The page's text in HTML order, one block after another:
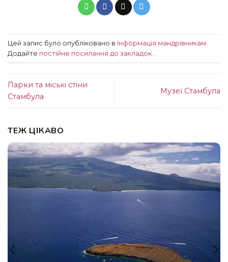
Цей запис було опубліковано в Інформація мандрівникам
Додайте постійне посилання до закладок
Парки та міські стіни
Стамбула
Музеї Стамбула
ТЕЖ ЦІКАВО